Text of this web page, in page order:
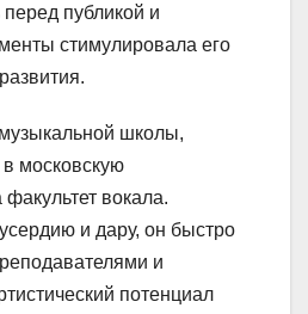
публикой и
стимулировала его
школы,
в московскую
вокала.
и дару, он быстро
и
потенциал